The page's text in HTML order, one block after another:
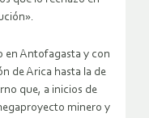
en Antofagasta y con
de Arica hasta la de
que, a inicios de
minero y